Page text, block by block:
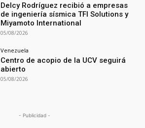
Delcy Rodríguez recibió a empresas
de ingeniería sísmica TFI Solutions y
Miyamoto International
05/08/2026
Venezuela
Centro de acopio de la UCV seguirá
abierto
05/08/2026
- Publicidad -